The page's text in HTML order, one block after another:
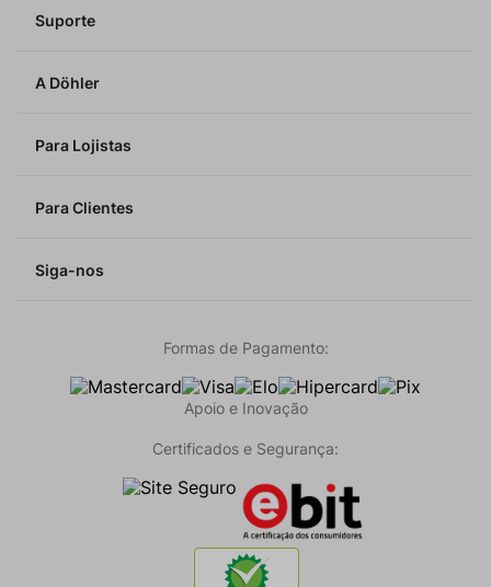
Suporte
A Döhler
Para Lojistas
Para Clientes
Siga-nos
Formas de Pagamento:
Apoio e Inovação
Certificados e Segurança: